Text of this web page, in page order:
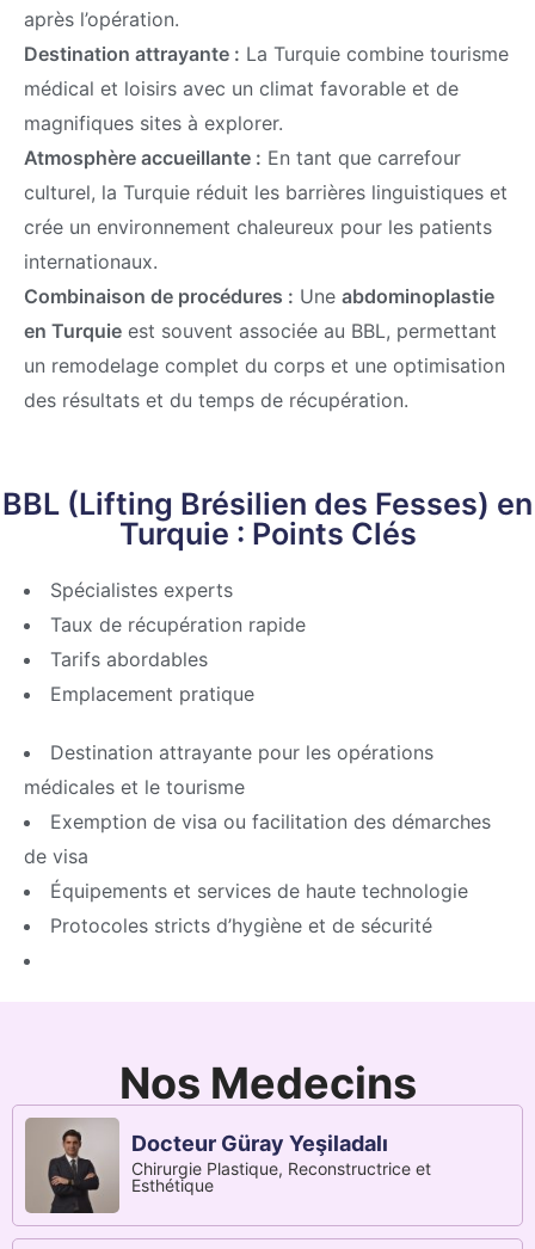
après l’opération.
Destination attrayante : La Turquie combine tourisme
médical et loisirs avec un climat favorable et de
magnifiques sites à explorer.
Atmosphère accueillante : En tant que carrefour
culturel, la Turquie réduit les barrières linguistiques et
crée un environnement chaleureux pour les patients
internationaux.
Combinaison de procédures : Une abdominoplastie
en Turquie est souvent associée au BBL, permettant
un remodelage complet du corps et une optimisation
des résultats et du temps de récupération.
BBL (Lifting Brésilien des Fesses) en
Turquie : Points Clés
Destination attrayante pour les opérations
médicales et le tourisme
Exemption de visa ou facilitation des démarches
de visa
Équipements et services de haute technologie
Protocoles stricts d’hygiène et de sécurité
Spécialistes experts
Taux de récupération rapide
Tarifs abordables
Emplacement pratique
Nos Medecins
Docteur Güray Yeşiladalı
Chirurgie Plastique, Reconstructrice et
Esthétique